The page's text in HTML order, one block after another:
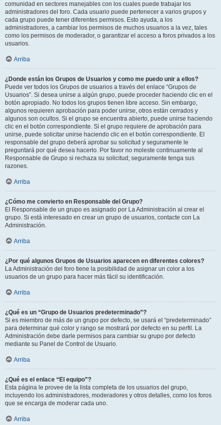
comunidad en sectores manejables con los cuales puede trabajar los
administradores del foro. Cada usuario puede pertenecer a varios grupos y
cada grupo puede tener diferentes permisos. Esto ayuda, a los
administradores, a cambiar los permisos de muchos usuarios a la vez, tales
como los permisos de moderador, o garantizar el acceso a foros privados a los
usuarios.
Arriba
¿Donde están los Grupos de Usuarios y como me puedo unir a ellos?
Puede ver todos los Grupos de usuarios a través del enlace “Grupos de
Usuarios”. Si desea unirse a algún grupo, puede proceder haciendo clic en el
botón apropiado. No todos los grupos tienen libre acceso. Sin embargo,
algunos requieren aprobación para poder unirse, otros están cerrados y
algunos son ocultos. Si el grupo se encuentra abierto, puede unirse haciendo
clic en el botón correspondiente. Si el grupo requiere de aprobación para
unirse, puede solicitar unirse haciendo clic en el botón correspondiente. El
responsable del grupo deberá aprobar su solicitud y seguramente le
preguntará por qué desea hacerlo. Por favor no moleste continuamente al
Responsable de Grupo si rechaza su solicitud; seguramente tenga sus
razones.
Arriba
¿Cómo me convierto en Responsable del Grupo?
El Responsable de un grupo es asignado por La Administración al crear el
grupo. Si está interesado en crear un grupo de usuarios, contacte con La
Administración.
Arriba
¿Por qué algunos Grupos de Usuarios aparecen en diferentes colores?
La Administración del foro tiene la posibilidad de asignar un color a los
usuarios de un grupo para hacer más fácil su identificación.
Arriba
¿Qué es un “Grupo de Usuarios predeterminado”?
Si es miembro de más de un grupo por defecto, se usará el “predeterminado”
para determinar qué color y rango se mostrará por defecto en su perfil. La
Administración debe darle permisos para cambiar su grupo por defecto
mediante su Panel de Control de Usuario.
Arriba
¿Qué es el enlace “El equipo”?
Esta página le provee de la lista completa de los usuarios del grupo,
incluyendo los administradores, moderadores y otros detalles, como los foros
que se encarga de moderar cada uno.
Arriba